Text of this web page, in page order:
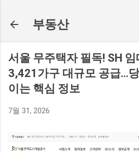
부동산
서울 무주택자 필독! SH 임
3,421가구 대규모 공급…
이는 핵심 정보
7월 31, 2026